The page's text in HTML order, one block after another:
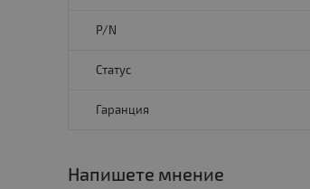
P/N
Статус
Гаранция
Напишете мнение